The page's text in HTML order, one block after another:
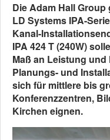
Die Adam Hall
LD Systems IPA-
Kanal-
IPA 424 T (240W)
Maß an Leistung
Planungs- und
sich für mittlere bis
Konferenzzentren,
Kirchen eignen.